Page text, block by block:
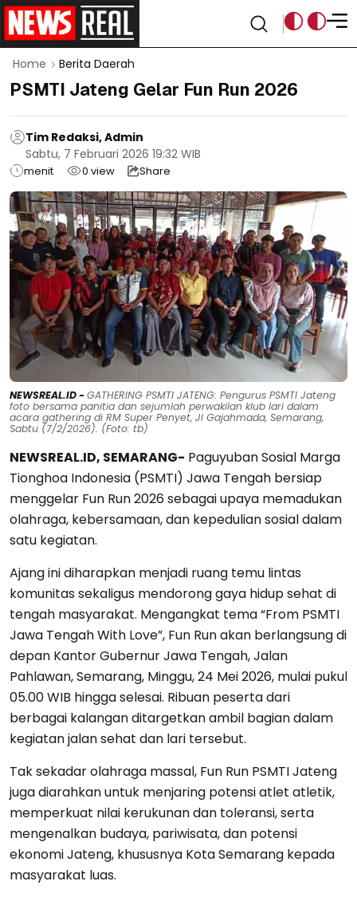
Home Berita Daerah
PSMTI Jateng Gelar Fun Run 2026
Tim Redaksi, Admin
Sabtu, 7 Februari 2026 19:32 WIB
menit 0 view Share
NEWSREAL.ID -GATHERING PSMTI JATENG: Pengurus PSMTI Jateng
foto bersama panitia dan sejumlah perwakilan klub lari dalam
acara gathering di RM Super Penyet, Jl Gajahmada, Semarang,
Sabtu (7/2/2026). (Foto: tb)
NEWSREAL.ID, SEMARANG- Paguyuban Sosial Marga
Tionghoa Indonesia (PSMTI) Jawa Tengah bersiap
menggelar Fun Run 2026 sebagai upaya memadukan
olahraga, kebersamaan, dan kepedulian sosial dalam
satu kegiatan.
Ajang ini diharapkan menjadi ruang temu lintas
komunitas sekaligus mendorong gaya hidup sehat di
tengah masyarakat. Mengangkat tema “From PSMTI
Jawa Tengah With Love”, Fun Run akan berlangsung di
depan Kantor Gubernur Jawa Tengah, Jalan
Pahlawan, Semarang, Minggu, 24 Mei 2026, mulai pukul
05.00 WIB hingga selesai. Ribuan peserta dari
berbagai kalangan ditargetkan ambil bagian dalam
kegiatan jalan sehat dan lari tersebut.
Tak sekadar olahraga massal, Fun Run PSMTI Jateng
juga diarahkan untuk menjaring potensi atlet atletik,
memperkuat nilai kerukunan dan toleransi, serta
mengenalkan budaya, pariwisata, dan potensi
ekonomi Jateng, khususnya Kota Semarang kepada
masyarakat luas.